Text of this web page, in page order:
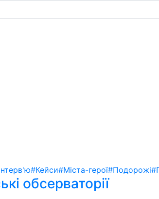
#Кейси#Міста-герої#Подорожі
обсерваторії